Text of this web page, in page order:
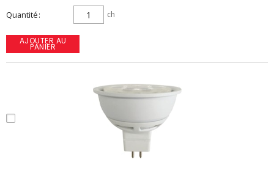
Quantité ch
AJOUTER AU
PANIER